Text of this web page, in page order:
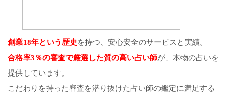
創業18年という歴史を持つ、安心安全のサービスと実績。
合格率3％の審査で厳選した質の高い占い師が、本物の占いを
提供しています。
こだわりを持った審査を潜り抜けた占い師の鑑定に満足する